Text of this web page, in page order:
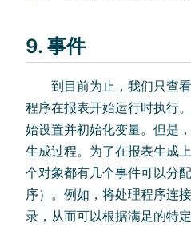
9. 事件
到目前为止，我们只查看
程序在报表开始运行时执行
始设置并初始化变量。但是
生成过程。为了在报表生成
个对象都有几个事件可以分
序）。例如，将处理程序连
录，从而可以根据满足的特